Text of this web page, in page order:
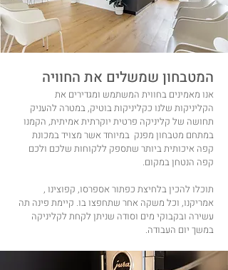
המטבחון שמשלים את החוויה
אנו מאמינים בחווית המשתמש ומגדירים את
הקליניקות שלנו כקליניקות בוטיק, במטרה להעניק
תחושה של קליניקה פרטית יוקרתית אמיתית, הקמנו
במתחם מטבחון מפנק במיוחד אשר מצויד במכונת
קפה איכותית ביותר שתספק ללקוחות שלכם ולכם
קפה הנטחן במקום.
תוכלו להכין בלחיצת כפתור אספרסו, קפוצינו ,
אמריקנו, וכל משקה אחר שתחפצו בו. קיימת פינה תה
עשירה ובקבוקי מים וסודה שניתן לקחת לקליניקה
במשך יום העבודה.